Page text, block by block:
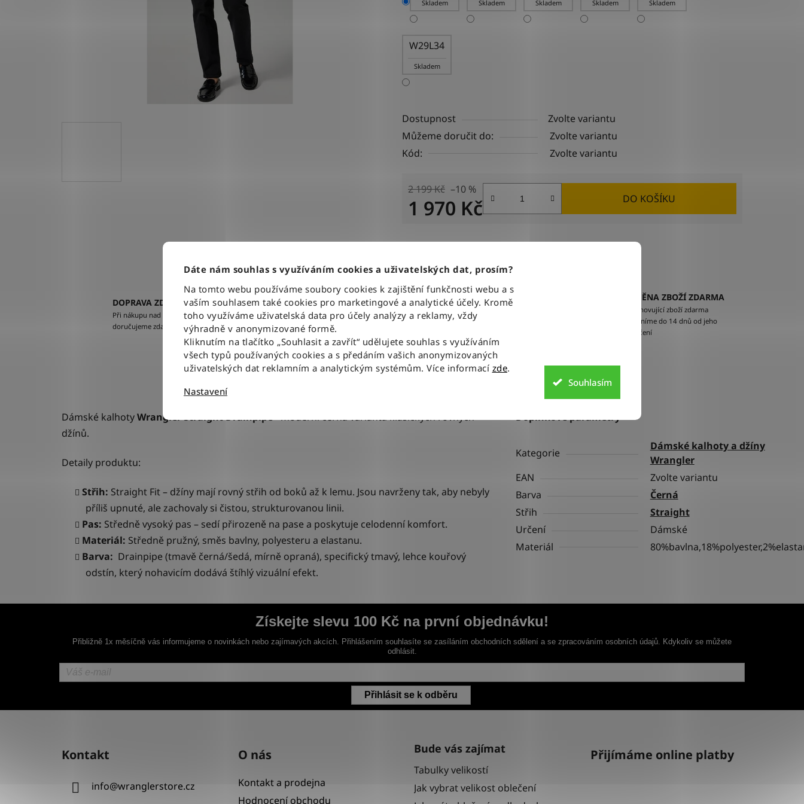
Dáte nám souhlas s využíváním cookies a uživatelských dat, prosím?
Na tomto webu používáme soubory cookies k zajištění funkčnosti webu a s
vaším souhlasem také cookies pro marketingové a analytické účely. Kromě
toho využíváme uživatelská data pro účely analýzy a reklamy, vždy
výhradně v anonymizované formě.
Kliknutím na tlačítko „Souhlasit a zavřít“ udělujete souhlas s využíváním
všech typů používaných cookies a s předáním vašich anonymizovaných
uživatelských dat reklamním a analytickým systémům. Více informací zde.
Nastavení
Souhlasím
Skladem Skladem Skladem Skladem Skladem
W29L34
Skladem
Dostupnost
Zvolte variantu
Můžeme doručit do:
Zvolte variantu
Kód:
Zvolte variantu
2 199 Kč –10 %
1 970 Kč DO KOŠÍKU
DOPRAVA ZDARMA
Při nákupu nad 2500 Kč
doručujeme zdarma po celé ČR
BLESKOVÉ DORUČENÍ
Objednávky odesíláme každý
pracovní den do 12:00
100% ZBOŽÍ SKLADEM
Veškeré vystavené zboží leží na
VÝMĚNA ZBOŽÍ ZDARMA
Nevyhovující zboží zdarma
vyměníme do 14 dnů od jeho
doručení
Popis
Dámské kalhotyWrangler StraightDrainpipe- moderní černá varianta klasických rovných
džínů.
Detaily produktu:
Střih: Straight Fit– džíny mají rovný střih od boků až k lemu. Jsou navrženy tak, aby nebyly
příliš upnuté, ale zachovaly si čistou, strukturovanou linii.
Pas: Středně vysoký pas – sedí přirozeně na pase a poskytuje celodenní komfort.
Materiál: Středně pružný, směs bavlny, polyesteru a elastanu.
Barva: Drainpipe (tmavě černá/šedá, mírně opraná), specifickýtmavý, lehce kouřový
odstín, který nohavicím dodává štíhlý vizuální efekt.
Doplňkové parametry
Kategorie
Dámské kalhoty a džíny
Wrangler
EAN
Zvolte variantu
Barva
Černá
Střih
Straight
Určení
Dámské
Materiál
Získejte slevu 100 Kč na první objednávku!
Přibližně 1x měsíčně vás informujeme o novinkách nebo zajímavých akcích. Přihlášením souhlasíte se zasíláním obchodních sdělení a se zpracováním osobních údajů. Kdykoliv se můžete
odhlásit.
Přihlásit se k odběru
Kontakt
info@wranglerstore.cz
O nás
Kontakt a prodejna
Hodnocení obchodu
Bude vás zajímat
Tabulky velikostí
Jak vybrat velikost oblečení
Přijímáme online platby